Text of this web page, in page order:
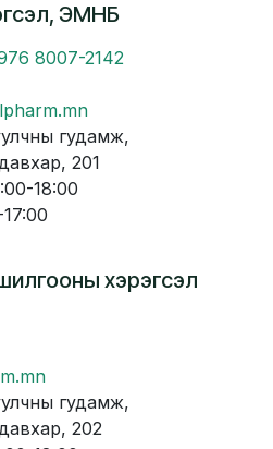
ЭМНБ
8007-2142
гудамж,
201
18:00
хэрэгсэл
гудамж,
202